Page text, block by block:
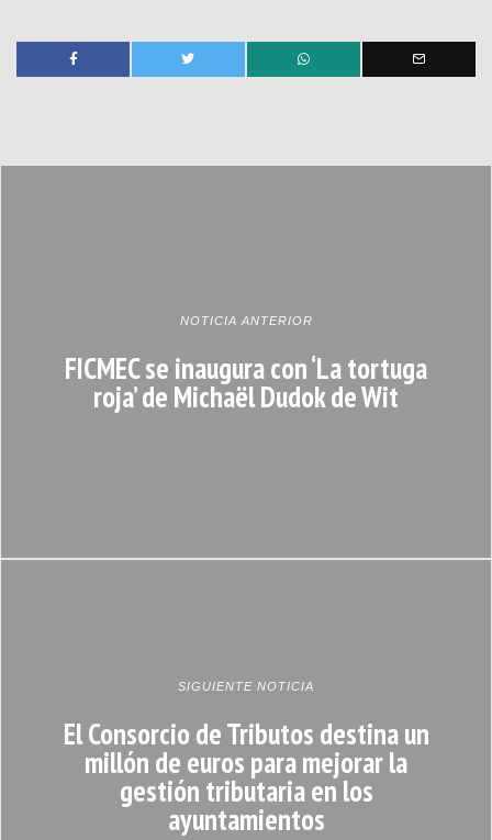
NOTICIA ANTERIOR
FICMEC se inaugura con ‘La tortuga
roja’ de Michaël Dudok de Wit
SIGUIENTE NOTICIA
El Consorcio de Tributos destina un
millón de euros para mejorar la
gestión tributaria en los
ayuntamientos